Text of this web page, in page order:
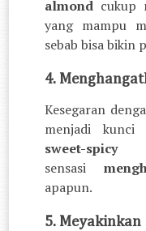
almond cukup
yang mampu
sebab bisa bikin
4.
Kesegaran
menjadi
sweet-spicy
sensasi
apapun.
5. Meyakinkan